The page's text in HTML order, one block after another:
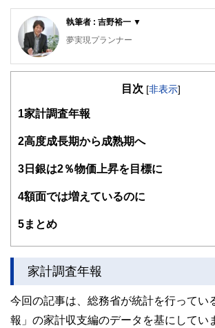
執筆者 : 吉野裕一 ▼
夢実現プランナー
2級ファイナンシャルプランニング技能
る方が安心して過ごせるプランニング
各種セミナーやコラムなど多数の実績が
https://moneysmith.biz
目次 [非表示]
1家計調査年報
2高度成長期から成熟期へ
3 日銀は2％物価上昇を目標に
4額面では増えているのに
5まとめ
家計調査年報
今回の記事は、総務省が統計を行ってい
報」の家計収支編のデータを基にしてい